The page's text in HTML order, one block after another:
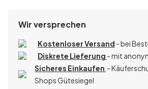
Wir versprechen
Kostenloser Versand - bei
Diskrete Lieferung - mit
Sicheres Einkaufen -
Shops Gütesiegel